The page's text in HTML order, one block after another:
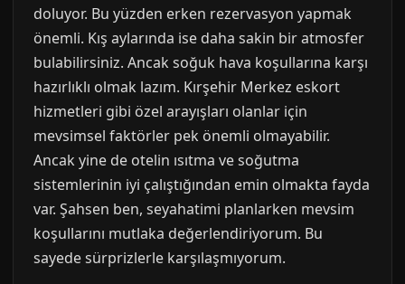
doluyor. Bu yüzden erken rezervasyon yapmak
önemli. Kış aylarında ise daha sakin bir atmosfer
bulabilirsiniz. Ancak soğuk hava koşullarına karşı
hazırlıklı olmak lazım. Kırşehir Merkez eskort
hizmetleri gibi özel arayışları olanlar için
mevsimsel faktörler pek önemli olmayabilir.
Ancak yine de otelin ısıtma ve soğutma
sistemlerinin iyi çalıştığından emin olmakta fayda
var. Şahsen ben, seyahatimi planlarken mevsim
koşullarını mutlaka değerlendiriyorum. Bu
sayede sürprizlerle karşılaşmıyorum.